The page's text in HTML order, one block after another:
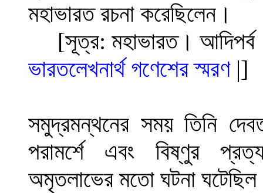
মহাভারত রচনা করেছিলেন।
[সূত্র: মহাভারত।
ভারতলেখনার্থ গণেশের স্মরণ |]
সমুদ্রমন্থনের সময় তিনি
পরামর্শে এবং বিষ্ণুর
অমৃতলাভের মতো ঘটনা